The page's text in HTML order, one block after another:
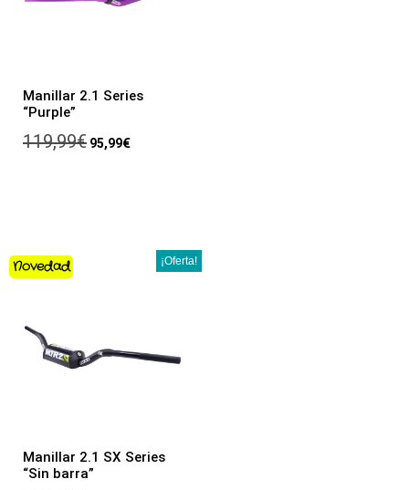
Manillar 2.1 Series
“Purple”
119,99€ 95,99€
¡Oferta!
Novedad
Manillar 2.1 SX Series
“Sin barra”